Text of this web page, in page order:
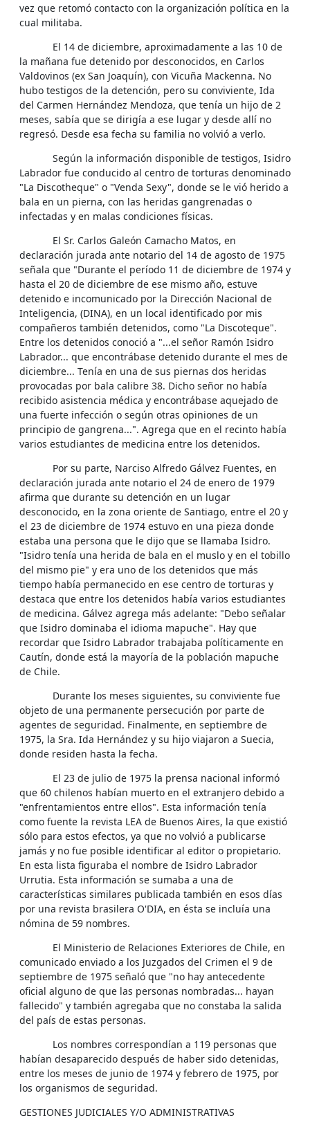
vez que retomó contacto con la organización política en la
cual militaba.
El 14 de diciembre, aproximadamente a las 10 de
la mañana fue detenido por desconocidos, en Carlos
Valdovinos (ex San Joaquín), con Vicuña Mackenna. No
hubo testigos de la detención, pero su conviviente, Ida
del Carmen Hernández Mendoza, que tenía un hijo de 2
meses, sabía que se dirigía a ese lugar y desde allí no
regresó. Desde esa fecha su familia no volvió a verlo.
Según la información disponible de testigos, Isidro
Labrador fue conducido al centro de torturas denominado
"La Discotheque" o "Venda Sexy", donde se le vió herido a
bala en un pierna, con las heridas gangrenadas o
infectadas y en malas condiciones físicas.
El Sr. Carlos Galeón Camacho Matos, en
declaración jurada ante notario del 14 de agosto de 1975
señala que "Durante el período 11 de diciembre de 1974 y
hasta el 20 de diciembre de ese mismo año, estuve
detenido e incomunicado por la Dirección Nacional de
Inteligencia, (DINA), en un local identificado por mis
compañeros también detenidos, como "La Discoteque".
Entre los detenidos conoció a "...el señor Ramón Isidro
Labrador... que encontrábase detenido durante el mes de
diciembre... Tenía en una de sus piernas dos heridas
provocadas por bala calibre 38. Dicho señor no había
recibido asistencia médica y encontrábase aquejado de
una fuerte infección o según otras opiniones de un
principio de gangrena...". Agrega que en el recinto había
varios estudiantes de medicina entre los detenidos.
Por su parte, Narciso Alfredo Gálvez Fuentes, en
declaración jurada ante notario el 24 de enero de 1979
afirma que durante su detención en un lugar
desconocido, en la zona oriente de Santiago, entre el 20 y
el 23 de diciembre de 1974 estuvo en una pieza donde
estaba una persona que le dijo que se llamaba Isidro.
"Isidro tenía una herida de bala en el muslo y en el tobillo
del mismo pie" y era uno de los detenidos que más
tiempo había permanecido en ese centro de torturas y
destaca que entre los detenidos había varios estudiantes
de medicina. Gálvez agrega más adelante: "Debo señalar
que Isidro dominaba el idioma mapuche". Hay que
recordar que Isidro Labrador trabajaba políticamente en
Cautín, donde está la mayoría de la población mapuche
de Chile.
Durante los meses siguientes, su conviviente fue
objeto de una permanente persecución por parte de
agentes de seguridad. Finalmente, en septiembre de
1975, la Sra. Ida Hernández y su hijo viajaron a Suecia,
donde residen hasta la fecha.
El 23 de julio de 1975 la prensa nacional informó
que 60 chilenos habían muerto en el extranjero debido a
"enfrentamientos entre ellos". Esta información tenía
como fuente la revista LEA de Buenos Aires, la que existió
sólo para estos efectos, ya que no volvió a publicarse
jamás y no fue posible identificar al editor o propietario.
En esta lista figuraba el nombre de Isidro Labrador
Urrutia. Esta información se sumaba a una de
características similares publicada también en esos días
por una revista brasilera O'DIA, en ésta se incluía una
nómina de 59 nombres.
El Ministerio de Relaciones Exteriores de Chile, en
comunicado enviado a los Juzgados del Crimen el 9 de
septiembre de 1975 señaló que "no hay antecedente
oficial alguno de que las personas nombradas... hayan
fallecido" y también agregaba que no constaba la salida
del país de estas personas.
Los nombres correspondían a 119 personas que
habían desaparecido después de haber sido detenidas,
entre los meses de junio de 1974 y febrero de 1975, por
los organismos de seguridad.
GESTIONES JUDICIALES Y/O ADMINISTRATIVAS